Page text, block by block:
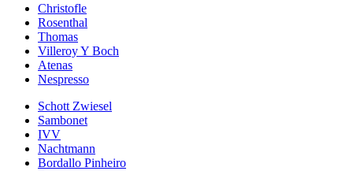
Christofle
Rosenthal
Thomas
Villeroy Y Boch
Atenas
Nespresso
Schott Zwiesel
Sambonet
IVV
Nachtmann
Bordallo Pinheiro